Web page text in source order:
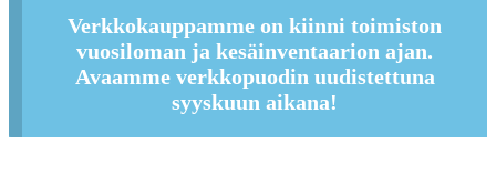
Verkkokauppamme on kiinni toimiston
vuosiloman ja kesäinventaarion ajan.
Avaamme verkkopuodin uudistettuna
syyskuun aikana!